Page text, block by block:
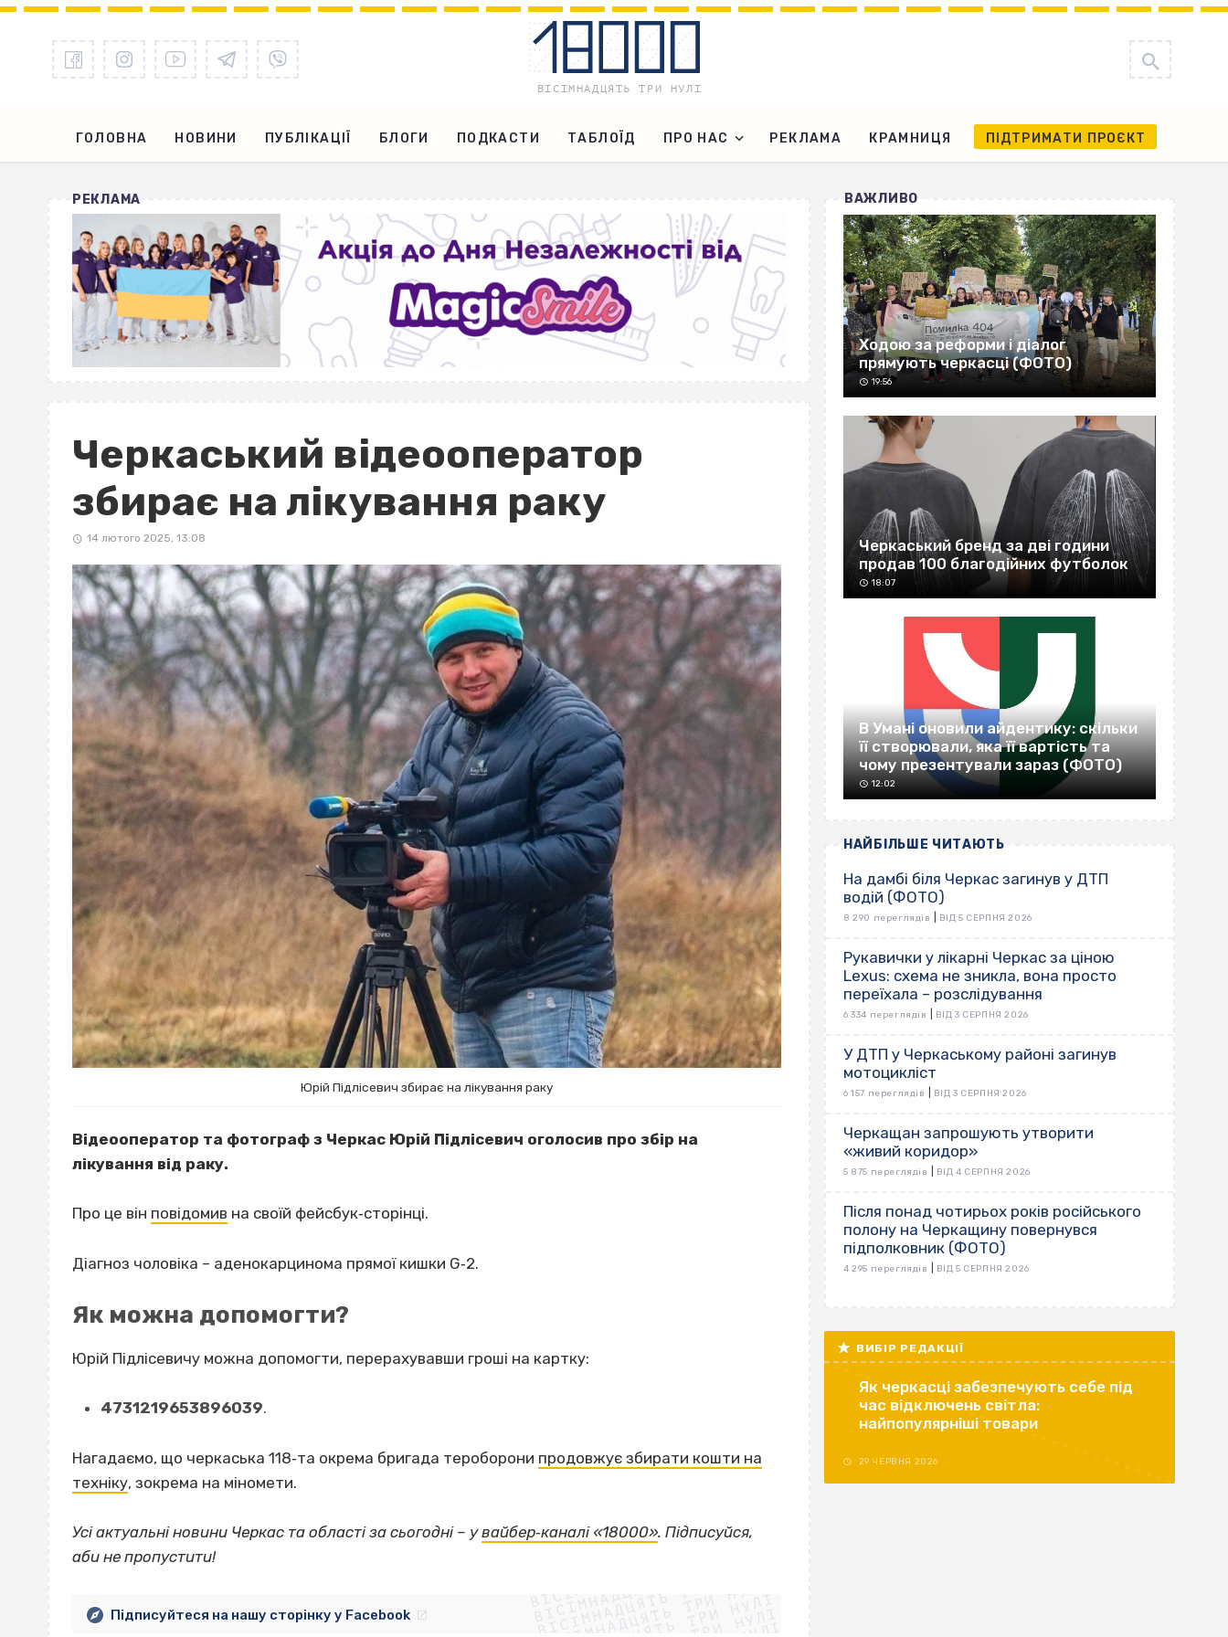
ГОЛОВНА НОВИНИ ПУБЛІКАЦІЇ БЛОГИ ПОДКАСТИ ТАБЛОЇД ПРО НАС РЕКЛАМА КРАМНИЦЯ ПІДТРИМАТИ ПРОЄКТ
РЕКЛАМА
Черкаський відеооператор
збирає на лікування раку
14 лютого 2025, 13:08
Юрій Підлісевич збирає на лікування раку
Відеооператор та фотограф з Черкас Юрій Підлісевич оголосив про збір на
лікування від раку.
Про це він повідомив на своїй фейсбук‐сторінці.
Діагноз чоловіка – аденокарцинома прямої кишки G‐2.
Як можна допомогти?
Юрій Підлісевичу можна допомогти, перерахувавши гроші на картку:
4731219653896039.
Нагадаємо, що черкаська 118‐та окрема бригада тероборони продовжує збирати кошти на
техніку, зокрема на міномети.
Усі актуальні новини Черкас та області за сьогодні – увайбер‐каналі «18000». Підписуйся,
аби не пропустити!
ВІСІМНАДЦЯТЬ ТРИ НУЛІ
ВІСІМНАДЦЯТЬ ТРИ НУЛІ
ВІСІМНАДЦЯТЬ ТРИ НУЛІ
ВІСІМНАДЦЯТЬ ТРИ НУЛІ
Підписуйтеся на нашу сторінку у Facebook
ВАЖЛИВО
Ходою за реформи і діалог
прямують черкасці (ФОТО)
19:56
Черкаський бренд за дві години
продав 100 благодійних футболок
18:07
В Умані оновили айдентику: скільки
її створювали, яка її вартість та
чому презентували зараз (ФОТО)
12:02
НАЙБІЛЬШЕ ЧИТАЮТЬ
На дамбі біля Черкас загинув у ДТП
водій (ФОТО)
8 290 переглядів ВІД 5 СЕРПНЯ 2026
Рукавички у лікарні Черкас за ціною
Lexus: схема не зникла, вона просто
переїхала – розслідування
6 334 переглядів ВІД 3 СЕРПНЯ 2026
У ДТП у Черкаському районі загинув
мотоцикліст
6 157 переглядів ВІД 3 СЕРПНЯ 2026
Черкащан запрошують утворити
«живий коридор»
5 875 переглядів ВІД 4 СЕРПНЯ 2026
Після понад чотирьох років російського
полону на Черкащину повернувся
підполковник (ФОТО)
4 295 переглядів ВІД 5 СЕРПНЯ 2026
ВИБІР РЕДАКЦІЇ
Як черкасці забезпечують себе під
час відключень світла:
найпопулярніші товари
29 ЧЕРВНЯ 2026